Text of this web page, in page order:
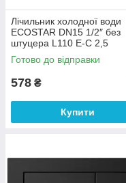
Лічильник холодної води
ECOSTAR DN15 1/2″ без
штуцера L110 E-C 2,5
(000023020)
Готово до відправки
578 ₴
Купити